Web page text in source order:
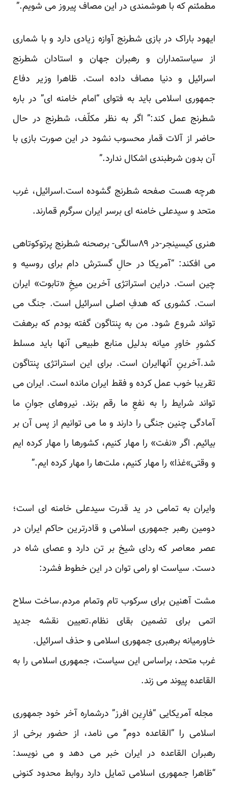
مطمئنم که با هوشمندی در این مصاف پیروز می شویم.”
ایهود باراک در بازی شطرنج آوازه زیادی دارد و با شماری
از سیاستمداران و رهبران جهان و استادان شطرنج
اسرائیل و دنیا مصاف داده است. ظاهرا وزیر دفاع
جمهوری اسلامی باید به فتوای “امام خامنه ای” در باره
شطرنج عمل کند:” اگر به نظر مکلّف، شطرنج در حال
حاضر از آلات قمار محسوب نشود در این صورت بازی با
آن بدون شرطبندی اشکال ندارد.”
هرچه هست صفحه شطرنج گشوده است.اسرائیل، غرب
متحد و سیدعلی خامنه ای برسر ایران سرگرم قمارند.
هنری کیسینجر-در ۸۹سالگی- برصحنه شطرنج پرتوکوتاهی
می افکند: “آمریکا در حالِ گسترش دام برای روسیه و
چین است. دراین استراتژی آخرین میخِ «تابوت» ایران
است. کشوری که هدفِ اصلی‌ اسرائیل است. جنگ می
تواند شروع شود. من به پنتاگون گفته بودم که برهفت
کشورِ خاورِ میانه بدلیل منابع طبیعی آنها باید مسلط
شد.آخرینِ آنهاایران است. برای این استراتژی پنتاگون
تقریبا خوب عمل کرده و فقط ایران مانده است. ایران می
تواند شرایط را به نفعِ ما رقم بزند. ‌نیرو‌های جوانِ ما
آمادگی چنین جنگی را دارند و ما می توانیم از پس آن بر
بیائیم. اگر «نفت» را مهار کنیم، کشور‌ها را مهار کرده ایم
و وقتی‌»غذا» را مهار کنیم، ملت‌ها را مهار کرده ایم.”
وایران به تمامی در ید قدرت سیدعلی خامنه ای است؛
دومین رهبر جمهوری اسلامی و قادرترین حاکم ایران در
عصر معاصر که ردای شیخ بر تن دارد و عصای شاه در
دست. سیاست او رامی توان در این خطوط فشرد:
مشت آهنین برای سرکوب تام وتمام مردم.ساخت سلاح
اتمی برای تضمین بقای نظام.تعیین نقشه جدید
خاورمیانه برهبری جمهوری اسلامی و حذف اسرائیل.
غرب متحد، براساس این سیاست، جمهوری اسلامی را به
القاعده پیوند می زند.
مجله آمریکایی “فارِین افرز” درشماره آخر خود جمهوری
اسلامی را “القاعده دوم” می نامد، از حضور برخی از
رهبران القاعده در ایران خبر می دهد و می نویسد:
“ظاهرا جمهوری اسلامی تمایل دارد روابط محدود کنونی